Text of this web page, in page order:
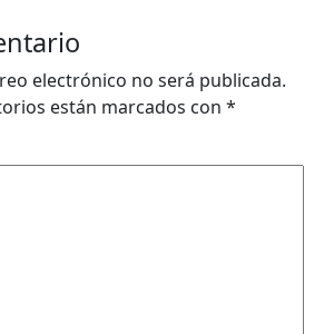
electrónico no será publicada.
están marcados con *